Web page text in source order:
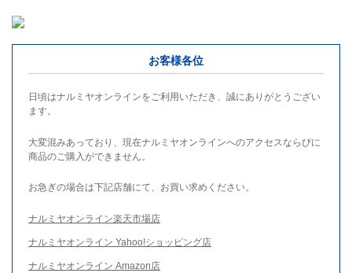
お客様各位
日頃はナルミヤオンラインをご利用いただき、誠にありがとうござい
ます。
大変混みあっており、現在ナルミヤオンラインへのアクセスならびに
商品のご購入ができません。
お急ぎの場合は下記店舗にて、お買い求めください。
ナルミヤオンライン楽天市場店
ナルミヤオンライン Yahoo!ショッピング店
ナルミヤオンライン Amazon店